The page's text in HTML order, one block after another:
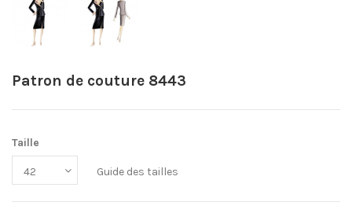
Patron de couture 8443
Taille
Guide des tailles